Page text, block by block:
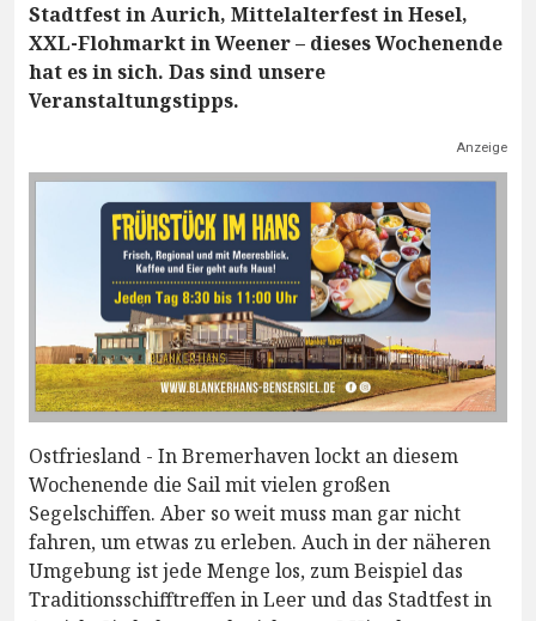
Stadtfest in Aurich, Mittelalterfest in Hesel,
XXL-Flohmarkt in Weener – dieses Wochenende
hat es in sich. Das sind unsere
Veranstaltungstipps.
Anzeige
Ostfriesland - In Bremerhaven lockt an diesem
Wochenende die Sail mit vielen großen
Segelschiffen. Aber so weit muss man gar nicht
fahren, um etwas zu erleben. Auch in der näheren
Umgebung ist jede Menge los, zum Beispiel das
Traditionsschifftreffen in Leer und das Stadtfest in